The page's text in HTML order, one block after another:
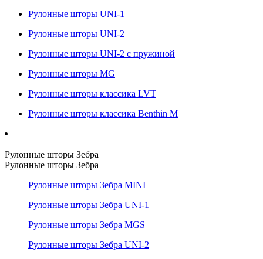
Рулонные шторы UNI-1
Рулонные шторы UNI-2
Рулонные шторы UNI-2 с пружиной
Рулонные шторы MG
Рулонные шторы классика LVT
Рулонные шторы классика Benthin M
Рулонные шторы Зебра
Рулонные шторы Зебра
Рулонные шторы Зебра MINI
Рулонные шторы Зебра UNI-1
Рулонные шторы Зебра MGS
Рулонные шторы Зебра UNI-2